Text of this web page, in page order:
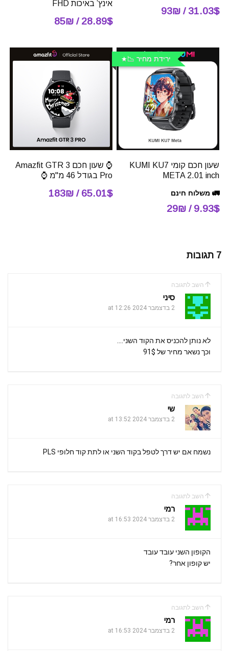
31.03$ / 93₪
אינץ’ באיכות FHD
28.89$ / 85₪
ירידת מחיר 📉
שעון חכם קומי KUMI KU7
META 2.01 inch
🚛 משלוח חינם
9.93$ / 29₪
⌚ שעון חכם Amazfit GTR 3
Pro בגודל 46 מ"מ ⌚
65.01$ / 183₪
7 תגובות
השב לתגובה
סיני
2 בדצמבר 2024 at 12:26
לא נותן להכניס את הקוד השני….
וכך נשאר מחיר של 91$
השב לתגובה
שי
2 בדצמבר 2024 at 13:52
נשמח אם יש דרך לטפל בקוד השני או לתת קוד חלופי PLS
השב לתגובה
רמי
2 בדצמבר 2024 at 16:53
הקופון השני עובד עובד
יש קופון אחר?
השב לתגובה
רמי
2 בדצמבר 2024 at 16:53